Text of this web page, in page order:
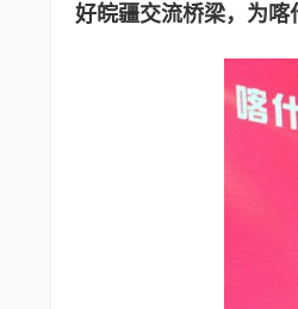
好皖疆交流桥梁，为喀